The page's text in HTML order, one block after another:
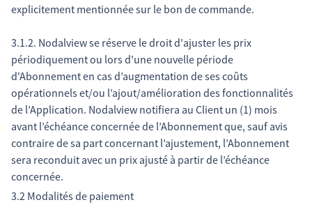
explicitement mentionnée sur le bon de commande.
3.1.2. Nodalview se réserve le droit d'ajuster les prix
périodiquement ou lors d'une nouvelle période
d'Abonnement en cas d’augmentation de ses coûts
opérationnels et/ou l’ajout/amélioration des fonctionnalités
de l’Application. Nodalview notifiera au Client un (1) mois
avant l’échéance concernée de l’Abonnement que, sauf avis
contraire de sa part concernant l’ajustement, l’Abonnement
sera reconduit avec un prix ajusté à partir de l’échéance
concernée.
3.2 Modalités de paiement